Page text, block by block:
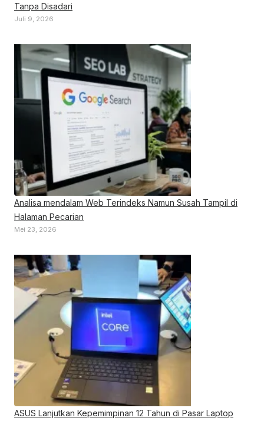
Tanpa Disadari
Juli 9, 2026
Analisa mendalam Web Terindeks Namun Susah Tampil di
Halaman Pecarian
Mei 23, 2026
ASUS Lanjutkan Kepemimpinan 12 Tahun di Pasar Laptop